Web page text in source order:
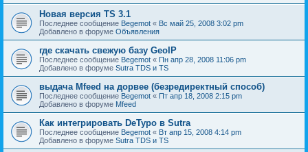
Новая версия TS 3.1
Последнее сообщение Begemot « Вс май 25, 2008 3:02 pm
Добавлено в форуме Объявления
где скачать свежую базу GeoIP
Последнее сообщение Begemot « Пн апр 28, 2008 11:06 pm
Добавлено в форуме Sutra TDS и TS
выдача Mfeed на дорвее (безредиректный способ)
Последнее сообщение Begemot « Пт апр 18, 2008 2:15 pm
Добавлено в форуме Mfeed
Как интегрировать DeTypo в Sutra
Последнее сообщение Begemot « Вт апр 15, 2008 4:14 pm
Добавлено в форуме Sutra TDS и TS